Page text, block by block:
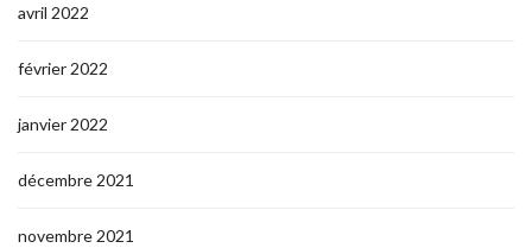
avril 2022
février 2022
janvier 2022
décembre 2021
novembre 2021